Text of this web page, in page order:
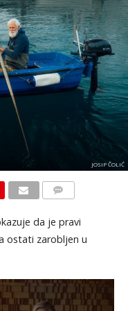
JOSIP ČOLIĆ
da je pravi
ostati zarobljen u